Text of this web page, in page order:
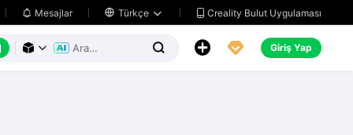
 Mesajlar  Türkçe   Creality Bulut Uygulaması
     Giriş Yap